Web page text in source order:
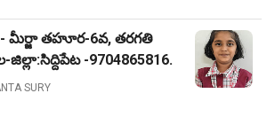
తహూర-6వ, తరగతి
-9704865816.
SURY